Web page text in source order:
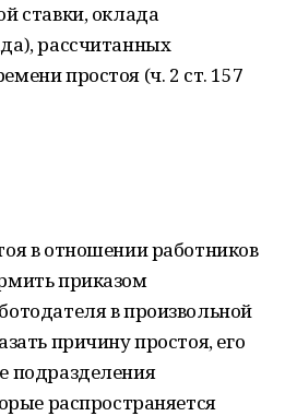
ставки, оклада
рассчитанных
простоя (ч. 2 ст. 157
в отношении работников
приказом
в произвольной
причину простоя, его
подразделения
распространяется